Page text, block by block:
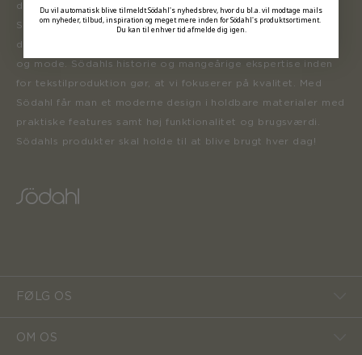
der inspirerer forbrugerne til at forny deres hjem.
Sortimentet opdateres løbende med nye produkter, der er
designet i henhold til tidens trends inden for boligindretning
og mode. Södahls historie og mangeårige ekspertise inden
for tekstilproduktion gør, at vi fokuserer på kvalitet. Med
Södahl får man et moderne design i holdbare materialer med
praktiske features samt høj funktionalitet og brugsværdi.
Södahls produkter skal holde til at blive brugt hver dag!
FØLG OS
OM OS
Du vil automatisk blive tilmeldt Södahl's nyhedsbrev, hvor du bl.a. vil modtage mails
om nyheder, tilbud, inspiration og meget mere inden for Södahl's produktsortiment.
Du kan til enhver tid afmelde dig igen.